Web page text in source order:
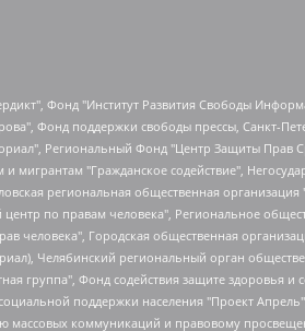
призывников, альтернативнослужащих и военнослужащих "Правозащитная группа "Гражданин.Армия.Право", Хисамова Регина Фаритовна, Автономная некоммерческая организация по реализации социально-правовых программ "Лилит", Дальневосточное общественное движение "Маяк", Санкт-Петербургская ЛГБТ-инициативная группа "Выход", Инициативная группа ЛГБТ+ "Реверс", Алексеев Андрей Викторович, Бекбулатова Таисия Львовна, Беляев Иван Михайлович, Владыкина Елена Сергеевна, Гельман Марат Александрович, Никульшина Вероника Юрьевна, Толоконникова Надежда Андреевна, Шендерович Виктор Анатольевич, Общество с ограниченной ответственностью "Данное сообщение", Общество с ограниченной ответственностью Издательский дом "Новая глава", Айнбиндер Александра Александровна, Московский комьюнити-центр для ЛГБТ+инициатив, Благотворительный фонд развития филантропии, Deutsche Welle (Германия, Kurt-Schumacher-Strasse 3, 53113 Bonn), Борзунова Мария Михайловна, Воробьев Виктор Викторович, Голубева Анна Львовна, Константинова Алла Михайловна, Малкова Ирина Владимировна, Мурадов Мурад Абдулгалимович, Осетинская Елизавета Николаевна, Понасенков Евгений Николаевич, Ганапольский Матвей Юрьевич, Киселев Евгений Алексеевич, Борухович Ирина Григорьевна, Дремин Иван Тимофеевич, Дубровский Дмитрий Викторович, Красноярская региональная общественная организация поддержки и развития альтернативных образовательных технологий и межкультурных коммуникаций "ИНТЕРРА", Маяковская Екатерина Алексеевна, Фейгин Марк Захарович, Филимонов Андрей Викторович, Дзугкоева Регина Николаевна, Доброхотов Роман Александрович, Дудь Юрий Александрович, Елкин Сергей Владимирович, Кругликов Кирилл Игоревич, Сабунаева Мария Леонидовна, Семенов Алексей Владимирович, Шаинян Карен Багратович, Шульман Екатерина Михайловна, Асафьев Артур Валерьевич, Вахштайн Виктор Семенович, Венедиктов Алексей Алексеевич, Лушникова Екатерина Евгеньевна, Волков Леонид Михайлович, Невзоров Александр Глебович, Пархоменко Сергей Борисович, Сироткин Ярослав Николаевич, Кара-Мурза Владимир Владимирович, Баранова Наталья Владимировна,